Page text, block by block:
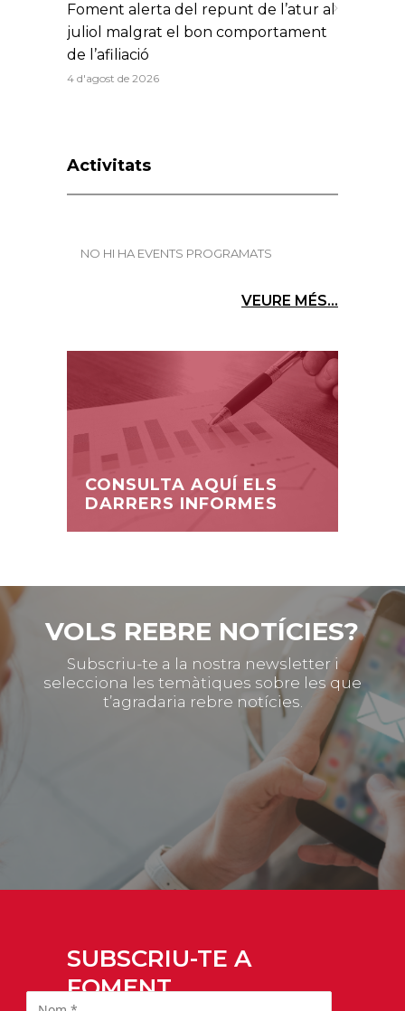
Foment alerta del repunt de l’atur al
juliol malgrat el bon comportament
de l’afiliació
4 d'agost de 2026
Activitats
NO HI HA EVENTS PROGRAMATS
VEURE MÉS...
CONSULTA AQUÍ ELS
DARRERS INFORMES
VOLS REBRE NOTÍCIES?
Subscriu-te a la nostra newsletter i
selecciona les temàtiques sobre les que
t’agradaria rebre notícies.
SUBSCRIU-TE A
FOMENT